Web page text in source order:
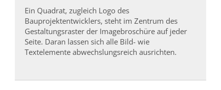
Ein Quadrat, zugleich Logo des
Bauprojektentwicklers, steht im Zentrum des
Gestaltungsraster der Imagebroschüre auf jeder
Seite. Daran lassen sich alle Bild- wie
Textelemente abwechslungsreich ausrichten.